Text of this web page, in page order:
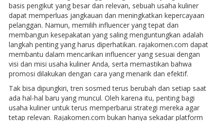
basis pengikut yang besar dan relevan, sebuah usaha kuliner
dapat memperluas jangkauan dan meningkatkan kepercayaan
pelanggan. Namun, memilih influencer yang tepat dan
membangun kesepakatan yang saling menguntungkan adalah
langkah penting yang harus diperhatikan. rajakomen.com dapat
membantu dalam mencarikan influencer yang sesuai dengan
visi dan misi usaha kuliner Anda, serta memastikan bahwa
promosi dilakukan dengan cara yang menarik dan efektif.
Tak bisa dipungkiri, tren sosmed terus berubah dan setiap saat
ada hal-hal baru yang muncul. Oleh karena itu, penting bagi
usaha kuliner untuk terus memperbarui strategi mereka agar
tetap relevan. Rajakomen.com bukan hanya sekadar platform